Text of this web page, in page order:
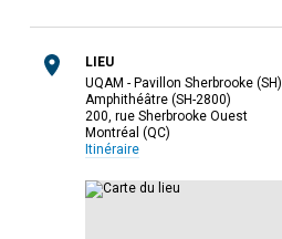
LIEU
UQAM - Pavillon Sherbrooke (SH)
Amphithéâtre (SH-2800)
200, rue Sherbrooke Ouest
Montréal (QC)
Itinéraire